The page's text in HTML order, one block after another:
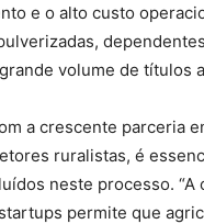
e o alto custo
volume de títulos
a crescente parceria
ruralistas, é
neste processo. “A
permite que